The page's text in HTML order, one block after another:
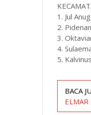
1. Jul
2.
3.
4.
5.
BACA
ELMAR